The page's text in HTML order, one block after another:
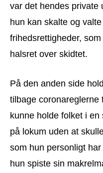
var det hendes private
hun kan skalte og
frihedsrettigheder,
halsret over skidtet.
På den anden side
tilbage
kunne holde folket i
på lokum uden at
som hun personligt
hun spiste sin